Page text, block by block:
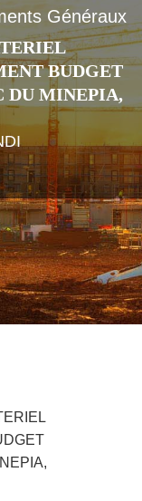
Généraux
BUDGET
DU MINEPIA,